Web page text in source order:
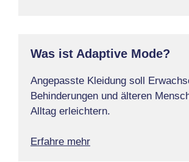
Was ist Adaptive Mode?
Angepasste Kleidung soll
Behinderungen und älteren
Alltag erleichtern.
Erfahre mehr